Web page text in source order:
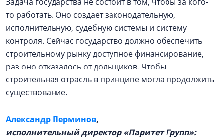
то работать. Оно создает законодательную,
исполнительную, судебную системы и систему
контроля. Сейчас государство должно обеспечить
строительному рынку доступное финансирование,
раз оно отказалось от дольщиков. Чтобы
строительная отрасль в принципе могла продолжить
существование.
Александр Перминов,
исполнительный директор «Паритет Групп»: